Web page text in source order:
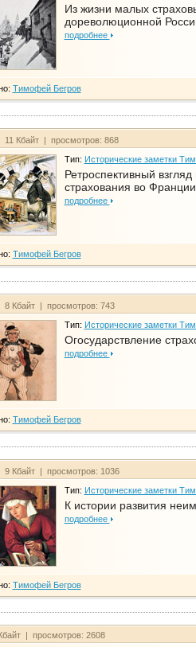
Из жизни малых
дореволюционной
подробнее
Тимофей Бегров
11 Кбайт | просмотров: 868
Тип: Исторические заметки
Ретроспективный
страхования во
подробнее
Тимофей Бегров
8 Кбайт | просмотров: 743
Тип: Исторические заметки
Огосударствление
подробнее
Тимофей Бегров
9 Кбайт | просмотров: 1036
Тип: Исторические заметки
К истории развития
подробнее
Тимофей Бегров
| просмотров: 2608